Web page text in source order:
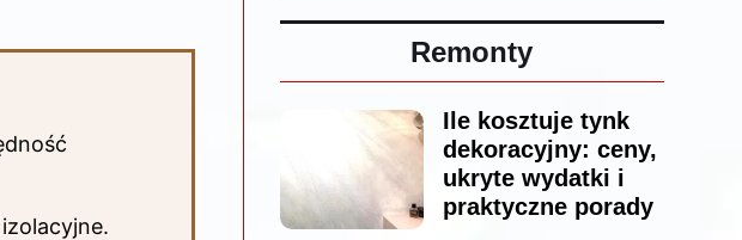
Remonty
Ile kosztuje tynk
dekoracyjny: ceny,
ukryte wydatki i
praktyczne porady